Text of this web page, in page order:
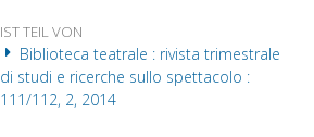
IST TEIL VON
Biblioteca teatrale : rivista trimestrale
di studi e ricerche sullo spettacolo :
111/112, 2, 2014